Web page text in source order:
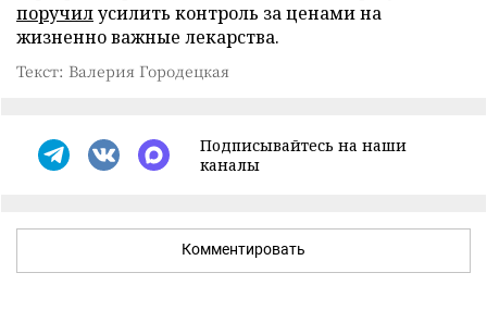
поручилусилить контроль за ценами на
жизненно важные лекарства.
Текст: Валерия Городецкая
Подписывайтесь на наши
каналы
Комментировать